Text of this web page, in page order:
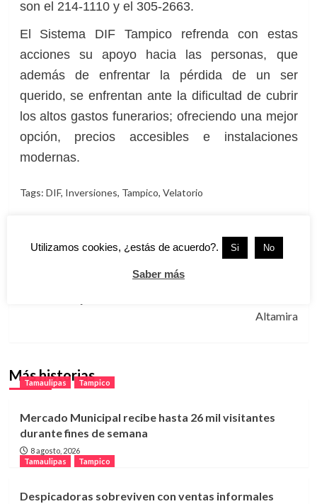
son el 214-1110 y el 305-2663.
El Sistema DIF Tampico refrenda con estas
acciones su apoyo hacia las personas, que
además de enfrentar la pérdida de un ser
querido, se enfrentan ante la dificultad de cubrir
los altos gastos funerarios; ofreciendo una mejor
opción, precios accesibles e instalaciones
modernas.
Tags: DIF, Inversiones, Tampico, Velatorio
de
Fortalecerán las Acciones en Materia de Seguridad
Altamira
Más historias
Tamaulipas Tampico
Mercado Municipal recibe hasta 26 mil visitantes
durante fines de semana
8 agosto, 2026
Tamaulipas
Tampico
Despicadoras sobreviven con ventas informales
Utilizamos cookies, ¿estás de acuerdo?. Si No
Saber más